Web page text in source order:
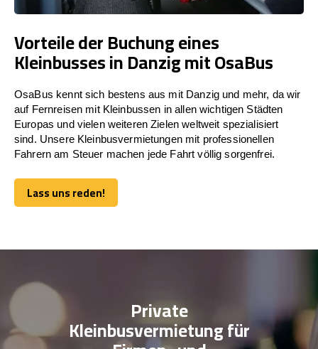
Vorteile der Buchung eines
Kleinbusses in Danzig mit OsaBus
OsaBus kennt sich bestens aus mit Danzig und mehr, da wir
auf Fernreisen mit Kleinbussen in allen wichtigen Städten
Europas und vielen weiteren Zielen weltweit spezialisiert
sind. Unsere Kleinbusvermietungen mit professionellen
Fahrern am Steuer machen jede Fahrt völlig sorgenfrei.
Lass uns reden!
Lass uns reden!
Private
Kleinbusvermietung für